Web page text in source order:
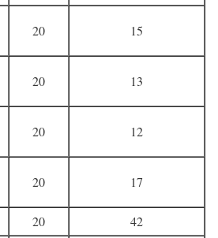
20 15
20 13
20 12
20 17
20
42